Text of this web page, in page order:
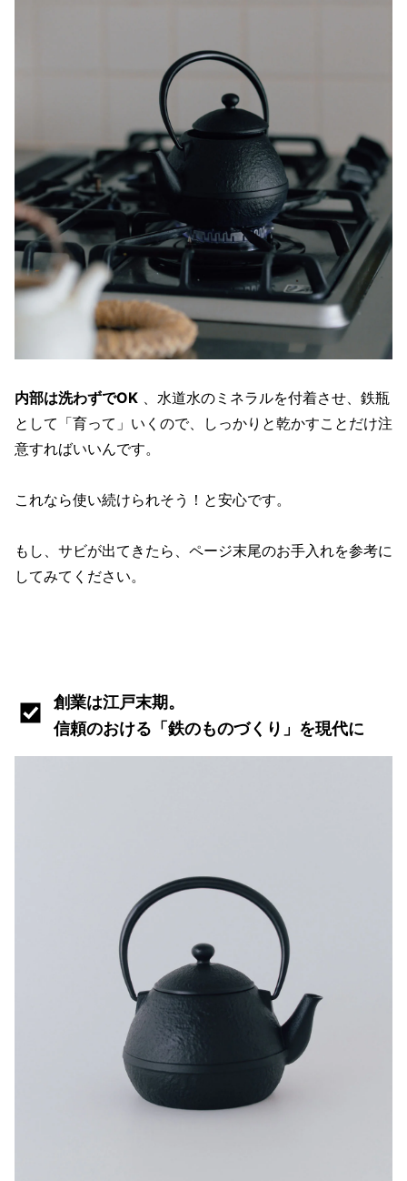
内部は洗わずでOK 、水道水のミネラルを付着させ、鉄瓶
として「育って」いくので、しっかりと乾かすことだけ注
意すればいいんです。
これなら使い続けられそう！と安心です。
もし、サビが出てきたら、ページ末尾のお手入れを参考に
してみてください。
創業は江戸末期。
信頼のおける「鉄のものづくり」を現代に